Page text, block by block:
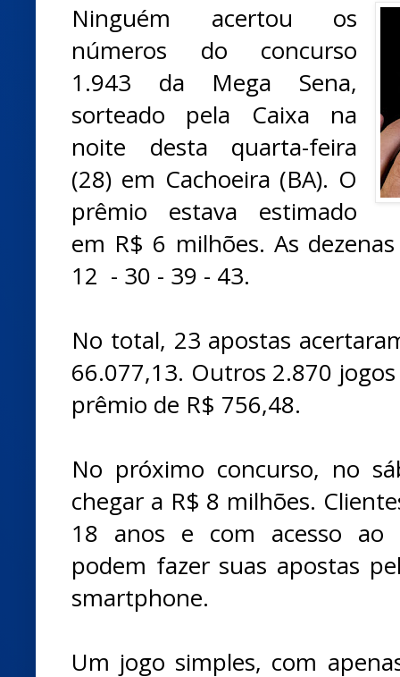
Ninguém acertou os
números do concurso
1.943 da Mega Sena,
sorteado pela Caixa na
noite desta quarta-feira
(28) em Cachoeira (BA). O
prêmio estava estimado
em R$ 6 milhões. As
12 - 30 - 39 - 43.
No total, 23 apostas
66.077,13. Outros 2.870
prêmio de R$ 756,48.
No próximo concurso, no
chegar a R$ 8 milhões.
18 anos e com acesso ao
podem fazer suas apostas
smartphone.
Um jogo simples, com